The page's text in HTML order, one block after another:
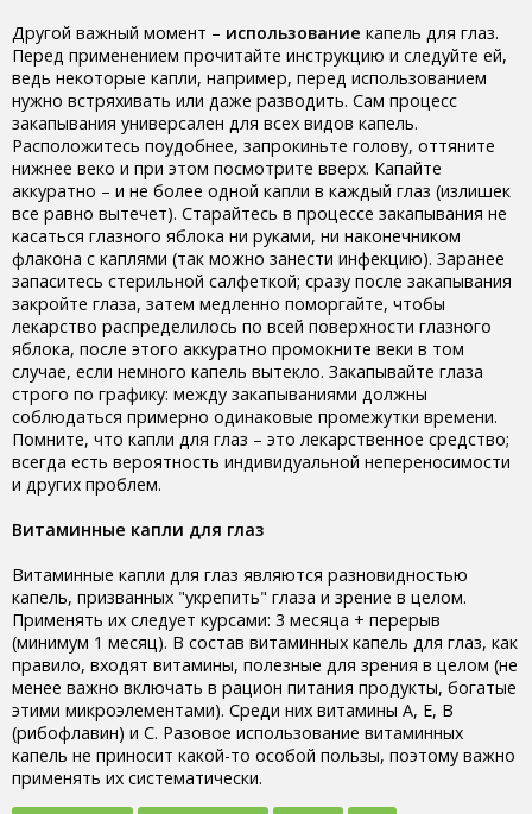
Другой важный момент – использование капель для глаз.
Перед применением прочитайте инструкцию и следуйте ей,
ведь некоторые капли, например, перед использованием
нужно встряхивать или даже разводить. Сам процесс
закапывания универсален для всех видов капель.
Расположитесь поудобнее, запрокиньте голову, оттяните
нижнее веко и при этом посмотрите вверх. Капайте
аккуратно – и не более одной капли в каждый глаз (излишек
все равно вытечет). Старайтесь в процессе закапывания не
касаться глазного яблока ни руками, ни наконечником
флакона с каплями (так можно занести инфекцию). Заранее
запаситесь стерильной салфеткой; сразу после закапывания
закройте глаза, затем медленно поморгайте, чтобы
лекарство распределилось по всей поверхности глазного
яблока, после этого аккуратно промокните веки в том
случае, если немного капель вытекло. Закапывайте глаза
строго по графику: между закапываниями должны
соблюдаться примерно одинаковые промежутки времени.
Помните, что капли для глаз – это лекарственное средство;
всегда есть вероятность индивидуальной непереносимости
и других проблем.
Витаминные капли для глаз
Витаминные капли для глаз являются разновидностью
капель, призванных "укрепить" глаза и зрение в целом.
Применять их следует курсами: 3 месяца + перерыв
(минимум 1 месяц). В состав витаминных капель для глаз, как
правило, входят витамины, полезные для зрения в целом (не
менее важно включать в рацион питания продукты, богатые
этими микроэлементами). Среди них витамины А, Е, B
(рибофлавин) и С. Разовое использование витаминных
капель не приносит какой-то особой пользы, поэтому важно
применять их систематически.